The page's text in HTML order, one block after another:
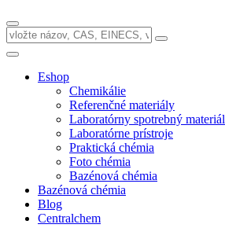
Eshop
Chemikálie
Referenčné materiály
Laboratórny spotrebný materiál
Laboratórne prístroje
Praktická chémia
Foto chémia
Bazénová chémia
Bazénová chémia
Blog
Centralchem